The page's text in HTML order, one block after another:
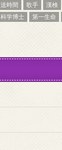
時間 歌手 漢検
科学博士 第一生命